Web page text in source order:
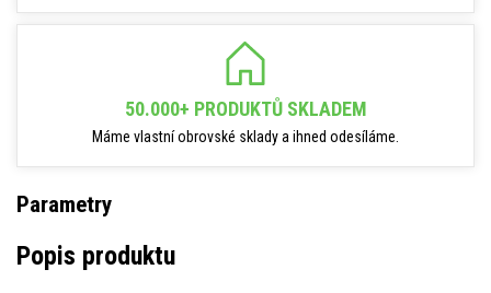
50.000+ PRODUKTŮ SKLADEM
Máme vlastní obrovské sklady a ihned odesíláme.
Parametry
Popis produktu